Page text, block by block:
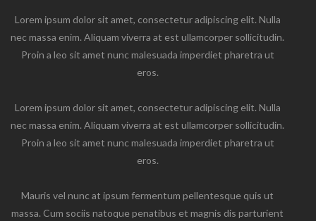
Lorem ipsum dolor sit amet, consectetur adipiscing elit. Nulla
nec massa enim. Aliquam viverra at est ullamcorper sollicitudin.
Proin a leo sit amet nunc malesuada imperdiet pharetra ut
eros.
Lorem ipsum dolor sit amet, consectetur adipiscing elit. Nulla
nec massa enim. Aliquam viverra at est ullamcorper sollicitudin.
Proin a leo sit amet nunc malesuada imperdiet pharetra ut
eros.
Mauris vel nunc at ipsum fermentum pellentesque quis ut
massa. Cum sociis natoque penatibus et magnis dis parturient